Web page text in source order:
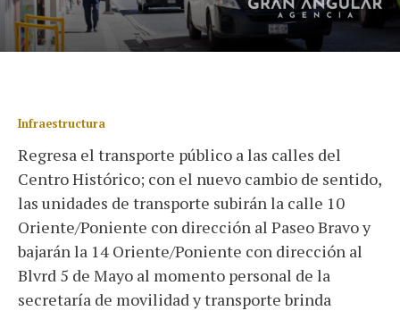
Infraestructura
Regresa el transporte público a las calles del
Centro Histórico; con el nuevo cambio de sentido,
las unidades de transporte subirán la calle 10
Oriente/Poniente con dirección al Paseo Bravo y
bajarán la 14 Oriente/Poniente con dirección al
Blvrd 5 de Mayo al momento personal de la
secretaría de movilidad y transporte brinda